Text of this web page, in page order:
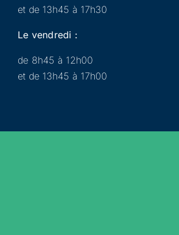
et de 13h45 à 17h30
Le vendredi :
de 8h45 à 12h00
et de 13h45 à 17h00